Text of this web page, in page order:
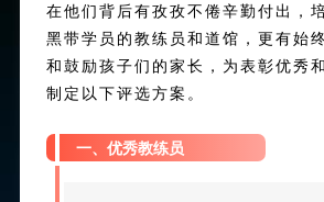
在他们背后有孜孜不倦辛勤付出，
黑带学员的教练员和道馆，更有始
和鼓励孩子们的家长，为表彰优秀
制定以下评选方案。
一、优秀教练员